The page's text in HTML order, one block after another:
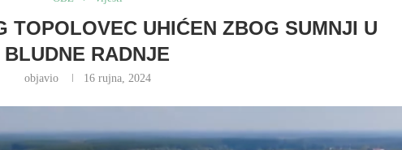
TOPOLOVEC UHIĆEN ZBOG SUMNJI U
BLUDNE RADNJE
objavio 16 rujna, 2024